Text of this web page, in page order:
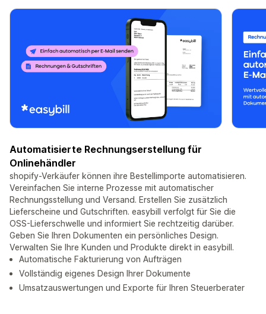
Automatisierte Rechnungserstellung für
Onlinehändler
shopify-Verkäufer können ihre Bestellimporte automatisieren.
Vereinfachen Sie interne Prozesse mit automatischer
Rechnungsstellung und Versand. Erstellen Sie zusätzlich
Lieferscheine und Gutschriften. easybill verfolgt für Sie die
OSS-Lieferschwelle und informiert Sie rechtzeitig darüber.
Geben Sie Ihren Dokumenten ein persönliches Design.
Verwalten Sie Ihre Kunden und Produkte direkt in easybill.
Automatische Fakturierung von Aufträgen
Vollständig eigenes Design Ihrer Dokumente
Umsatzauswertungen und Exporte für Ihren Steuerberater